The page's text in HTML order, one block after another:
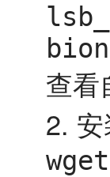
查看
2.